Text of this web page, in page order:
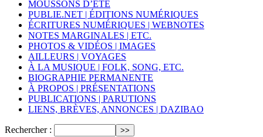
MOUSSONS D’ÉTÉ
PUBLIE.NET | ÉDITIONS NUMÉRIQUES
ÉCRITURES NUMÉRIQUES | WEBNOTES
NOTES MARGINALES | ETC.
PHOTOS & VIDÉOS | IMAGES
AILLEURS | VOYAGES
À LA MUSIQUE | FOLK, SONG, ETC.
BIOGRAPHIE PERMANENTE
À PROPOS | PRÉSENTATIONS
PUBLICATIONS | PARUTIONS
LIENS, BRÈVES, ANNONCES | DAZIBAO
Rechercher :